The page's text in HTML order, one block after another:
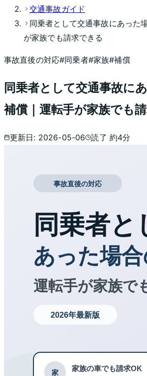
交通事故ガイド
同乗者として交通事故にあった
が家族でも請求できる
事故直後の対応#同乗者#家族#補償
同乗者として交通事故に
補償｜運転手が家族でも
更新日: 2026-05-06 読了 約4分